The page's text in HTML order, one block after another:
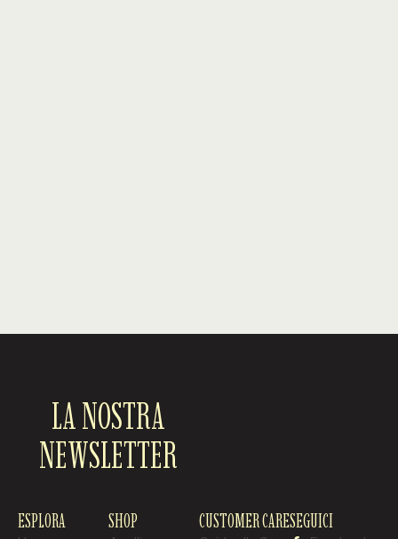
LA NOSTRA
NEWSLETTER
ESPLORA SHOP CUSTOMER CARESEGUICI